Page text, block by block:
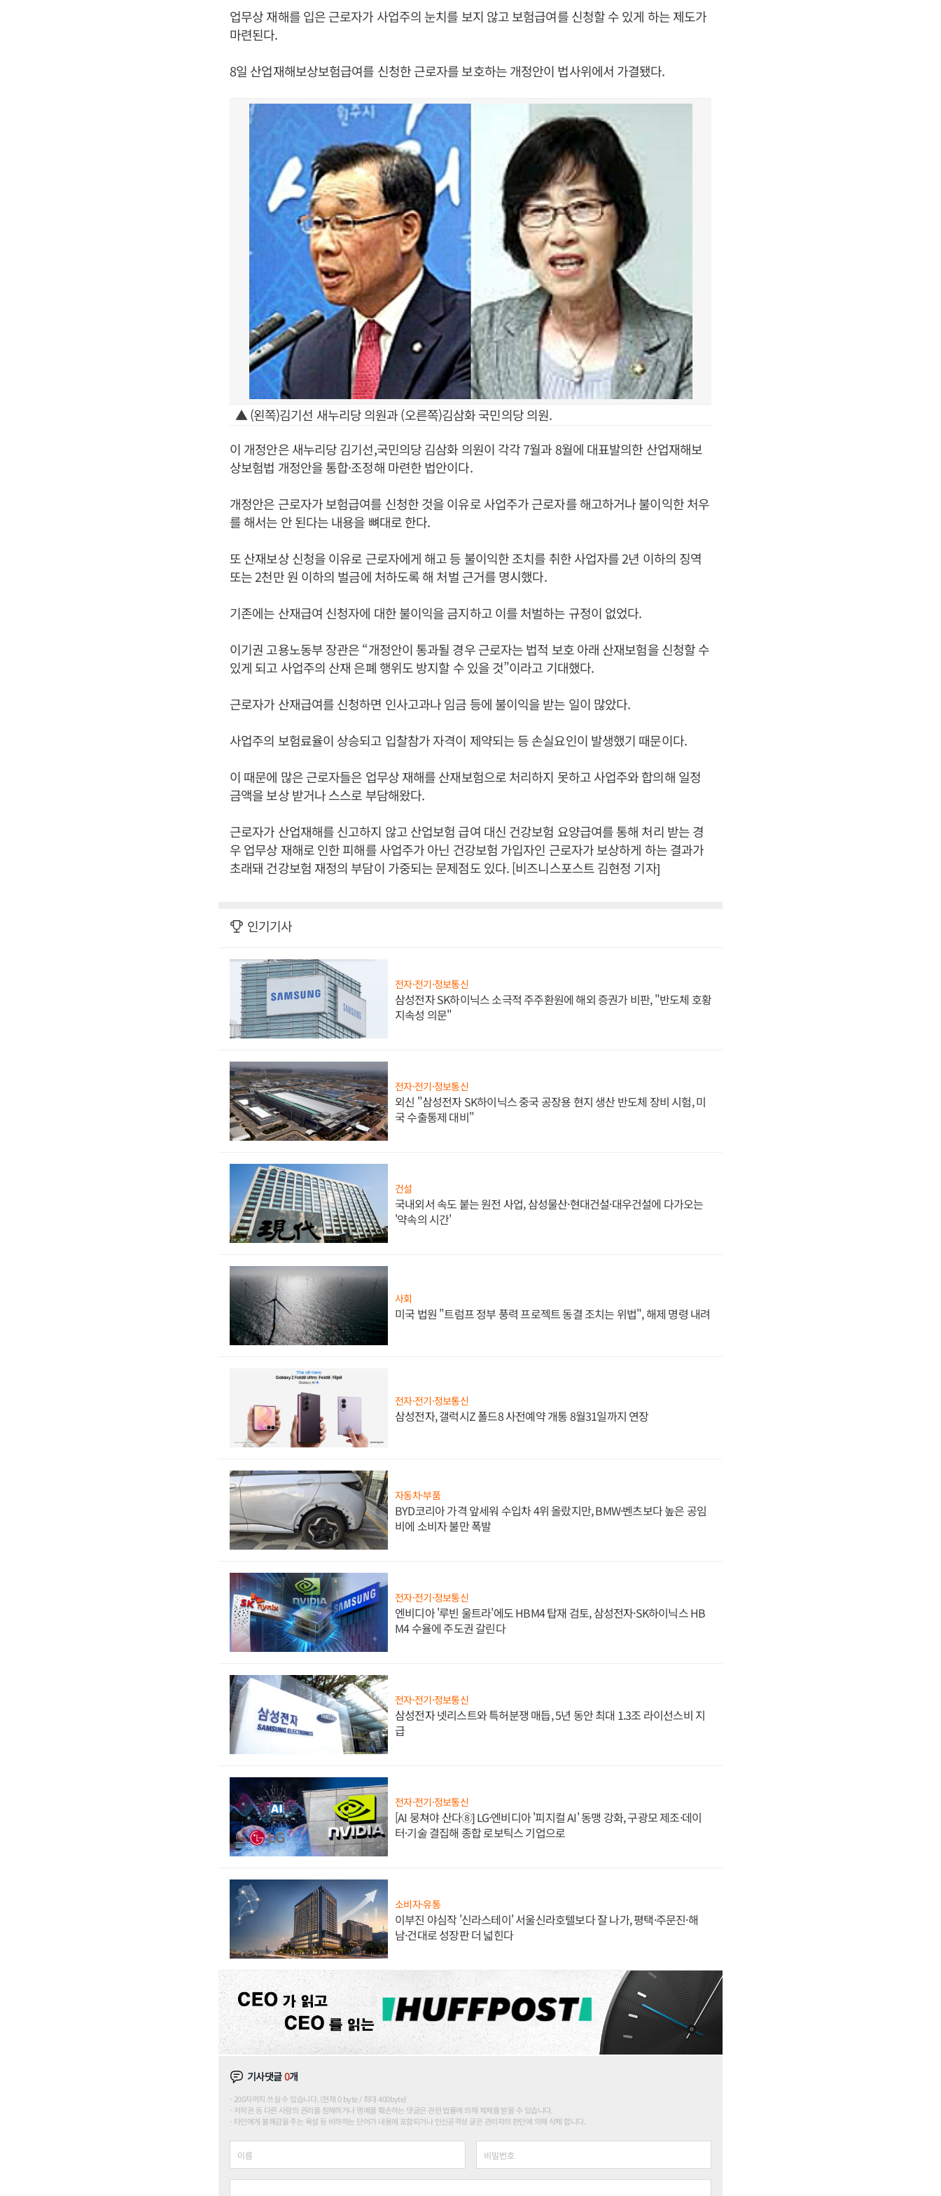
업무상 재해를 입은 근로자가 사업주의 눈치를 보지 않고 보험급여를 신청할 수 있게 하는 제도가
마련된다.
8일 산업재해보상보험급여를 신청한 근로자를 보호하는 개정안이 법사위에서 가결됐다.
▲ (왼쪽)김기선 새누리당 의원과 (오른쪽)김삼화 국민의당 의원.
이 개정안은 새누리당 김기선,국민의당 김삼화 의원이 각각 7월과 8월에 대표발의한 산업재해보
상보험법 개정안을 통합·조정해 마련한 법안이다.
개정안은 근로자가 보험급여를 신청한 것을 이유로 사업주가 근로자를 해고하거나 불이익한 처우
를 해서는 안 된다는 내용을 뼈대로 한다.
또 산재보상 신청을 이유로 근로자에게 해고 등 불이익한 조치를 취한 사업자를 2년 이하의 징역
또는 2천만 원 이하의 벌금에 처하도록 해 처벌 근거를 명시했다.
기존에는 산재급여 신청자에 대한 불이익을 금지하고 이를 처벌하는 규정이 없었다.
이기권 고용노동부 장관은 “개정안이 통과될 경우 근로자는 법적 보호 아래 산재보험을 신청할 수
있게 되고 사업주의 산재 은폐 행위도 방지할 수 있을 것”이라고 기대했다.
근로자가 산재급여를 신청하면 인사고과나 임금 등에 불이익을 받는 일이 많았다.
사업주의 보험료율이 상승되고 입찰참가 자격이 제약되는 등 손실요인이 발생했기 때문이다.
이 때문에 많은 근로자들은 업무상 재해를 산재보험으로 처리하지 못하고 사업주와 합의해 일정
금액을 보상 받거나 스스로 부담해왔다.
근로자가 산업재해를 신고하지 않고 산업보험 급여 대신 건강보험 요양급여를 통해 처리 받는 경
우 업무상 재해로 인한 피해를 사업주가 아닌 건강보험 가입자인 근로자가 보상하게 하는 결과가
초래돼 건강보험 재정의 부담이 가중되는 문제점도 있다. [비즈니스포스트 김현정 기자]
인기기사
전자·전기·정보통신
삼성전자 SK하이닉스 소극적 주주환원에 해외 증권가 비판, "반도체 호황
지속성 의문"
전자·전기·정보통신
외신 "삼성전자 SK하이닉스 중국 공장용 현지 생산 반도체 장비 시험, 미
국 수출통제 대비"
건설
국내외서 속도 붙는 원전 사업, 삼성물산·현대건설·대우건설에 다가오는
'약속의 시간'
사회
미국 법원 "트럼프 정부 풍력 프로젝트 동결 조치는 위법", 해제 명령 내려
전자·전기·정보통신
삼성전자, 갤럭시Z 폴드8 사전예약 개통 8월31일까지 연장
자동차·부품
BYD코리아 가격 앞세워 수입차 4위 올랐지만, BMW·벤츠보다 높은 공임
비에 소비자 불만 폭발
전자·전기·정보통신
엔비디아 '루빈 울트라'에도 HBM4 탑재 검토, 삼성전자·SK하이닉스 HB
M4 수율에 주도권 갈린다
전자·전기·정보통신
삼성전자 넷리스트와 특허분쟁 매듭, 5년 동안 최대 1.3조 라이선스비 지
급
전자·전기·정보통신
[AI 뭉쳐야 산다⑧] LG·엔비디아 '피지컬 AI' 동맹 강화, 구광모 제조·데이
터·기술 결집해 종합 로보틱스 기업으로
소비자·유통
이부진 야심작 '신라스테이' 서울신라호텔보다 잘 나가, 평택·주문진·해
남·건대로 성장판 더 넓힌다
기사댓글0개
200자까지 쓰실 수 있습니다. (현재 0 byte / 최대 400byte)
저작권 등 다른 사람의 권리를 침해하거나 명예를 훼손하는 댓글은 관련 법률에 의해 제재를 받을 수 있습니다.
타인에게 불쾌감을 주는 욕설 등 비하하는 단어가 내용에 포함되거나 인신공격성 글은 관리자의 판단에 의해 삭제 합니다.